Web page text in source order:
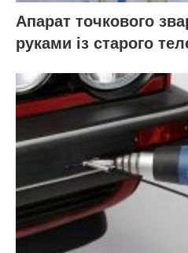
Апарат точкового
руками із старого